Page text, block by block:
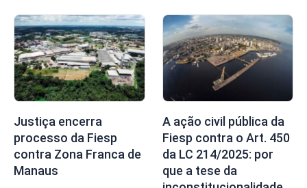
Justiça encerra
processo da Fiesp
contra Zona Franca de
Manaus
A ação civil pública da
Fiesp contra o Art. 450
da LC 214/2025: por
que a tese da